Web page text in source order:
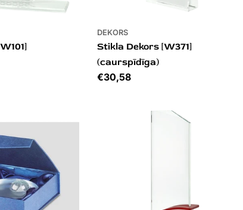
DEKORS
Stikla Dekors [W371]
(caurspīdīga)
Cena
€30,58